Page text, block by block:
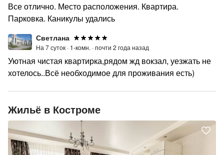
Все отлично. Место расположения. Квартира.
Парковка. Каникулы удались
Светлана
На 7 суток · 1-комн. ·почти 2 года назад
Уютная чистая квартирка,рядом жд вокзал, уезжать не
хотелось..Всё необходимое для проживания есть)
Жильё в Костроме